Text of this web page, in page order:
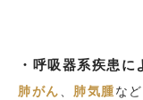
・呼吸器系疾患に
肺がん、 肺気腫な